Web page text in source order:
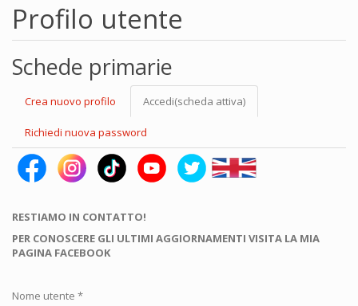
Profilo utente
Schede primarie
Crea nuovo profilo Accedi(scheda attiva)
Richiedi nuova password
RESTIAMO IN CONTATTO!
PER CONOSCERE GLI ULTIMI AGGIORNAMENTI VISITA LA MIA
PAGINA FACEBOOK
Nome utente *